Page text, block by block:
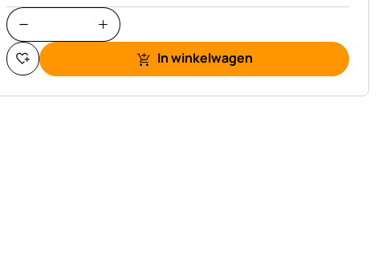
In winkelwagen